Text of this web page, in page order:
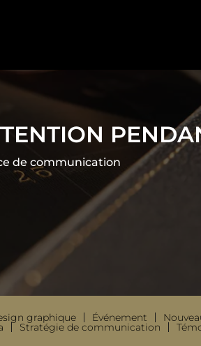
de communication
graphique Événement
Stratégie de communication